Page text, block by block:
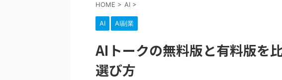
HOME > AI >
AI AI副業
AIトークの無料版と有料版を
選び方